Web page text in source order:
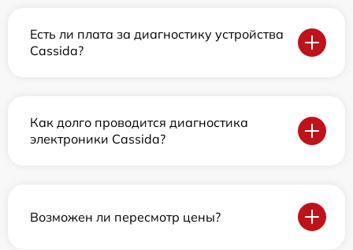
Есть ли плата за диагностику устройства
Cassida?
Как долго проводится диагностика
электроники Cassida?
Возможен ли пересмотр цены?